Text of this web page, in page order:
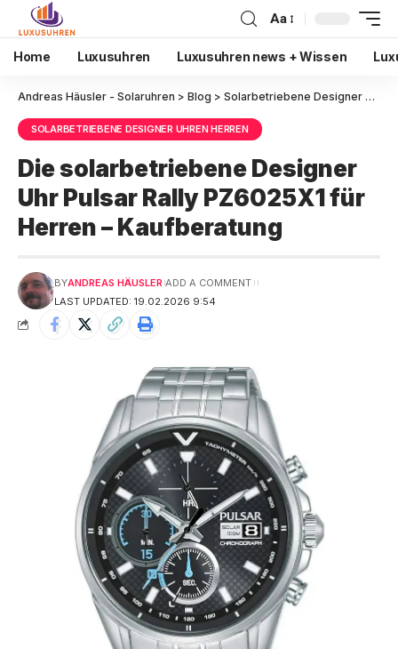
Aa
Home Luxusuhren Luxusuhren news + Wissen
Andreas Häusler - Solaruhren > Blog > Solarbetriebene Designer Uhren Herren
SOLARBETRIEBENE DESIGNER UHREN HERREN
Die solarbetriebene Designer
Uhr Pulsar Rally PZ6025X1 für
Herren – Kaufberatung
LAST UPDATED: 19.02.2026 9:54
BYANDREAS HÄUSLER ADD A COMMENT